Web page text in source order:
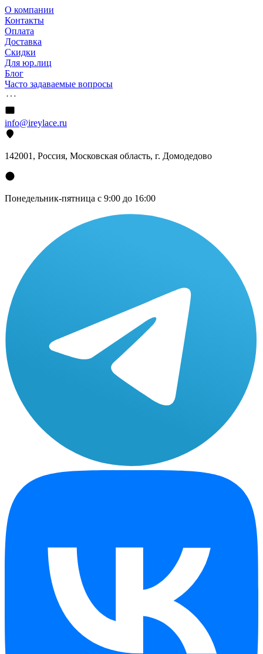
О компании
Контакты
Оплата
Доставка
Скидки
Для юр.лиц
Блог
Часто задаваемые вопросы
info@ireylace.ru
142001 , Россия, Московская область, г. Домодедово
Понедельник-пятница с 9:00 до 16:00